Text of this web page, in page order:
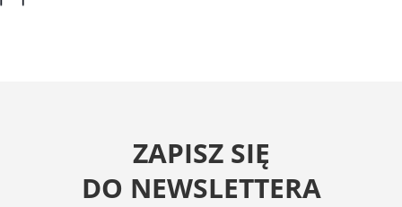
ZAPISZ SIĘ
DO NEWSLETTERA